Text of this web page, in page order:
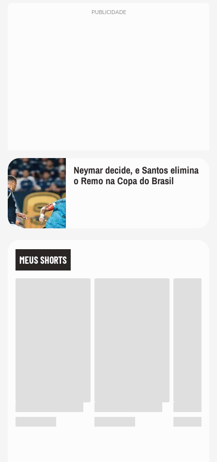
PUBLICIDADE
Neymar decide, e Santos elimina
o Remo na Copa do Brasil
MEUS SHORTS